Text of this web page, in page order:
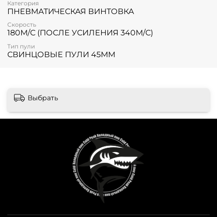
Категория
ПНЕВМАТИЧЕСКАЯ ВИНТОВКА
Скорость
180М/С (ПОСЛЕ УСИЛЕНИЯ 340М/С)
Тип пули
СВИНЦОВЫЕ ПУЛИ 45ММ
Выбрать